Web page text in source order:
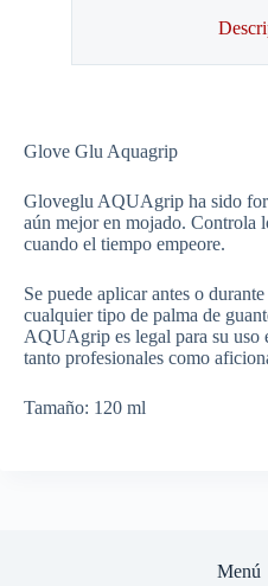
Glove Glu Aquagrip
Gloveglu AQUAgrip ha sido
aún mejor en mojado. Controla
cuando el tiempo empeore.
Se puede aplicar antes o
cualquier tipo de palma de
AQUAgrip es legal para su uso
tanto profesionales como
Tamaño: 120 ml
Menú